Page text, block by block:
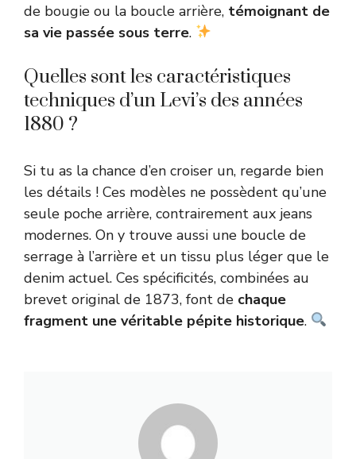
de bougie ou la boucle arrière, témoignant de
sa vie passée sous terre.
Quelles sont les caractéristiques
techniques d’un Levi’s des années
1880 ?
Si tu as la chance d’en croiser un, regarde bien
les détails ! Ces modèles ne possèdent qu’une
seule poche arrière, contrairement aux jeans
modernes. On y trouve aussi une boucle de
serrage à l’arrière et un tissu plus léger que le
denim actuel. Ces spécificités, combinées au
brevet original de 1873, font de chaque
fragment une véritable pépite historique.